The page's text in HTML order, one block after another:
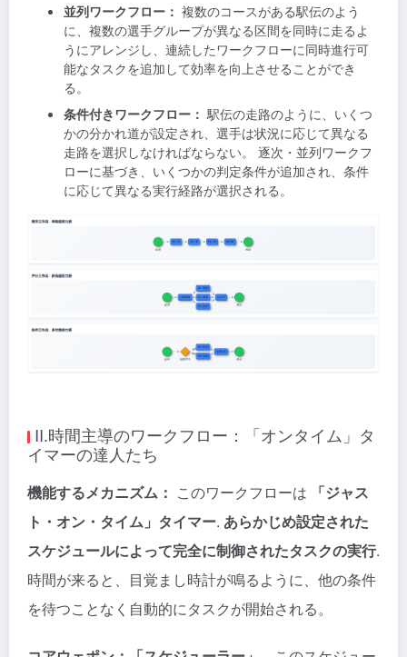
並列ワークフロー： 複数のコースがある駅伝のよう
に、複数の選手グループが異なる区間を同時に走るよ
うにアレンジし、連続したワークフローに同時進行可
能なタスクを追加して効率を向上させることができ
る。
条件付きワークフロー： 駅伝の走路のように、いくつ
かの分かれ道が設定され、選手は状況に応じて異なる
走路を選択しなければならない。 逐次・並列ワークフ
ローに基づき、いくつかの判定条件が追加され、条件
に応じて異なる実行経路が選択される。
II.時間主導のワークフロー：「オンタイム」タ
イマーの達人たち
機能するメカニズム： このワークフローは
「ジャス
ト・オン・タイム」タイマー. あらかじめ設定された
スケジュールによって完全に制御されたタスクの実行.
時間が来ると、目覚まし時計が鳴るように、他の条件
を待つことなく自動的にタスクが開始される。